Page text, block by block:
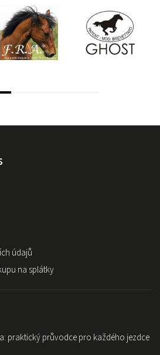
údajů
na splátky
praktický průvodce pro každého jezdce